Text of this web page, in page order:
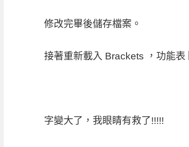
修改完畢後儲存檔案。
接著重新載入 Brackets ，功能表
字變大了，我眼睛有救了!!!!!